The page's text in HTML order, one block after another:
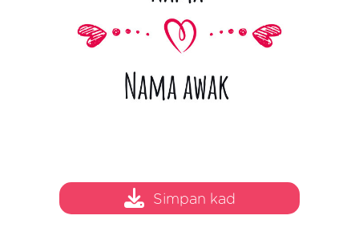
Simpan kad